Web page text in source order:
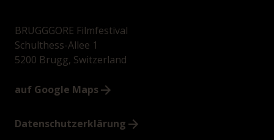
BRUGGGORE Filmfestival
Schulthess-Allee 1
5200 Brugg, Switzerland
auf Google Maps
Datenschutzerklärung